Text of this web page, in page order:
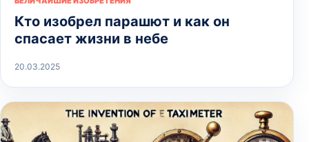
Кто изобрел парашют и как он
спасает жизни в небе
20.03.2025